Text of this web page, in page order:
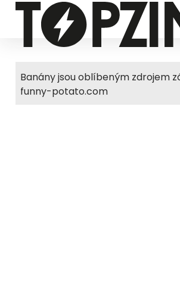
Banány jsou oblíbeným zdrojem
funny-potato.com